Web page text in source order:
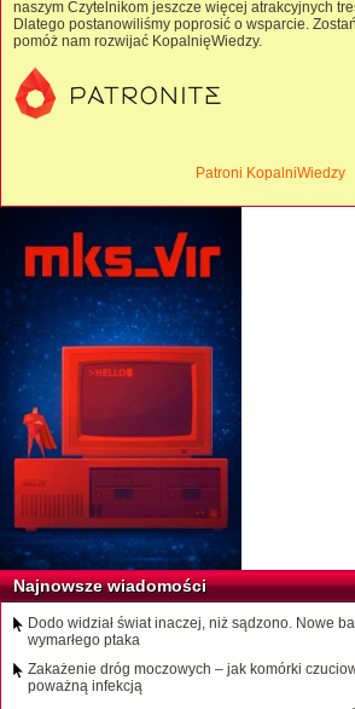
naszym Czytelnikom jeszcze więcej atrakcyjnych
Dlatego postanowiliśmy poprosić o wsparcie.
pomóż nam rozwijać KopalnięWiedzy.
Patroni KopalniWiedzy
Najnowsze wiadomości
Dodo widział świat inaczej, niż sądzono. Nowe
wymarłego ptaka
Zakażenie dróg moczowych – jak komórki
poważną infekcją